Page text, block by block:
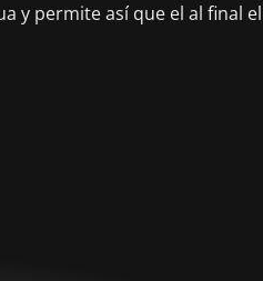
y permite así que el al final